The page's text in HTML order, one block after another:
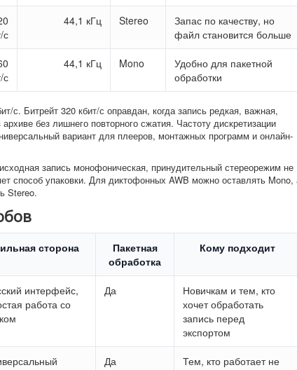
с
44,1 кГц Stereo
Запас по качеству, но
файл становится больше
с
44,1 кГц Mono
Удобно для пакетной
обработки
с. Битрейт 320 кбит/с оправдан, когда запись редкая, важная,
без лишнего повторного сжатия. Частоту дискретизации
вариант для плееров, монтажных программ и онлайн-
запись монофоническая, принудительный стереорежим не
способ упаковки. Для диктофонных AWB можно оставлять Mono,
Stereo.
сторона
Пакетная
обработка
Кому подходит
интерфейс,
работа со
Да
Новичкам и тем, кто
хочет обработать
запись перед
экспортом
Да
Тем, кто работает не